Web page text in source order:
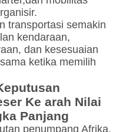
transportasi semakin
kendaraan,
dan kesesuaian
ketika memilih
Ke arah Nilai
Panjang
penumpang Afrika,